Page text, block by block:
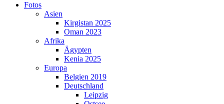
Fotos
Asien
Kirgistan 2025
Oman 2023
Afrika
Ägypten
Kenia 2025
Europa
Belgien 2019
Deutschland
Leipzig